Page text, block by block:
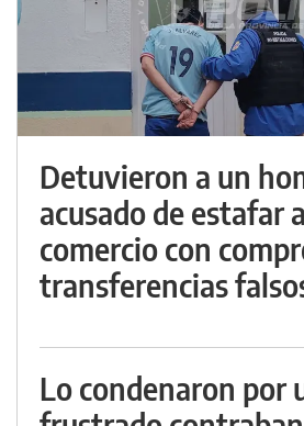
Detuvieron a un
acusado de estafar
comercio con
transferencias
Lo condenaron por